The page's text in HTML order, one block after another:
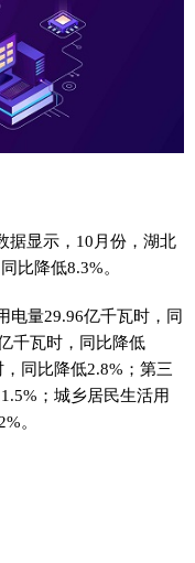
据显示，10月份，湖北
比降低8.3%。
电量29.96亿千瓦时，同
千瓦时，同比降低
同比降低2.8%；第三
；城乡居民生活用
。